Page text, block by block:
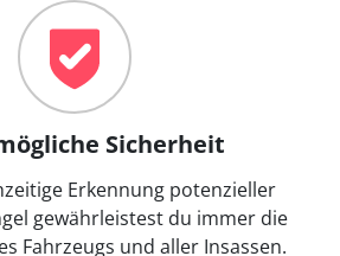
Sicherheit
Erkennung potenzieller
gewährleistest du immer die
Fahrzeugs und aller Insassen.